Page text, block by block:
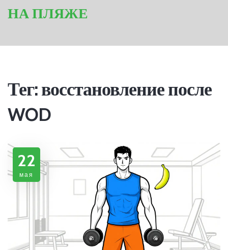
НА ПЛЯЖЕ
Тег: восстановление после
WOD
22
мая